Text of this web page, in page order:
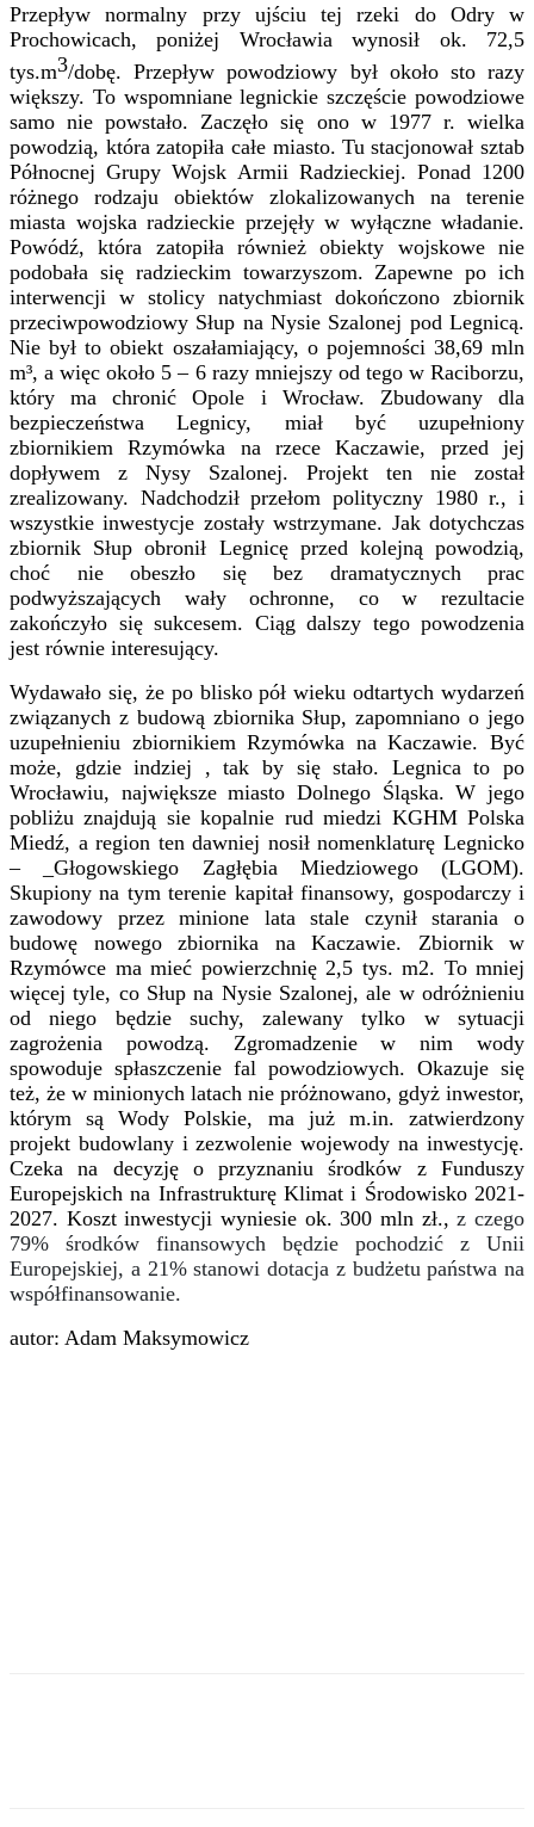
Przepływ normalny przy ujściu tej rzeki do Odry w
Prochowicach, poniżej Wrocławia wynosił ok. 72,5
tys.m3/dobę. Przepływ powodziowy był około sto razy
większy. To wspomniane legnickie szczęście powodziowe
samo nie powstało. Zaczęło się ono w 1977 r. wielka
powodzią, która zatopiła całe miasto. Tu stacjonował sztab
Północnej Grupy Wojsk Armii Radzieckiej. Ponad 1200
różnego rodzaju obiektów zlokalizowanych na terenie
miasta wojska radzieckie przejęły w wyłączne władanie.
Powódź, która zatopiła również obiekty wojskowe nie
podobała się radzieckim towarzyszom. Zapewne po ich
interwencji w stolicy natychmiast dokończono zbiornik
przeciwpowodziowy Słup na Nysie Szalonej pod Legnicą.
Nie był to obiekt oszałamiający, o pojemności 38,69 mln
m³, a więc około 5 – 6 razy mniejszy od tego w Raciborzu,
który ma chronić Opole i Wrocław. Zbudowany dla
bezpieczeństwa Legnicy, miał być uzupełniony
zbiornikiem Rzymówka na rzece Kaczawie, przed jej
dopływem z Nysy Szalonej. Projekt ten nie został
zrealizowany. Nadchodził przełom polityczny 1980 r., i
wszystkie inwestycje zostały wstrzymane. Jak dotychczas
zbiornik Słup obronił Legnicę przed kolejną powodzią,
choć nie obeszło się bez dramatycznych prac
podwyższających wały ochronne, co w rezultacie
zakończyło się sukcesem. Ciąg dalszy tego powodzenia
jest równie interesujący.
Wydawało się, że po blisko pół wieku odtartych wydarzeń
związanych z budową zbiornika Słup, zapomniano o jego
uzupełnieniu zbiornikiem Rzymówka na Kaczawie. Być
może, gdzie indziej , tak by się stało. Legnica to po
Wrocławiu, największe miasto Dolnego Śląska. W jego
pobliżu znajdują sie kopalnie rud miedzi KGHM Polska
Miedź, a region ten dawniej nosił nomenklaturę Legnicko
– _Głogowskiego Zagłębia Miedziowego (LGOM).
Skupiony na tym terenie kapitał finansowy, gospodarczy i
zawodowy przez minione lata stale czynił starania o
budowę nowego zbiornika na Kaczawie. Zbiornik w
Rzymówce ma mieć powierzchnię 2,5 tys. m2. To mniej
więcej tyle, co Słup na Nysie Szalonej, ale w odróżnieniu
od niego będzie suchy, zalewany tylko w sytuacji
zagrożenia powodzą. Zgromadzenie w nim wody
spowoduje spłaszczenie fal powodziowych. Okazuje się
też, że w minionych latach nie próżnowano, gdyż inwestor,
którym są Wody Polskie, ma już m.in. zatwierdzony
projekt budowlany i zezwolenie wojewody na inwestycję.
Czeka na decyzję o przyznaniu środków z Funduszy
Europejskich na Infrastrukturę Klimat i Środowisko 2021-
2027. Koszt inwestycji wyniesie ok. 300 mln zł.,z czego
79% środków finansowych będzie pochodzić z Unii
Europejskiej, a 21% stanowi dotacja z budżetu państwa na
współfinansowanie.
autor: Adam Maksymowicz